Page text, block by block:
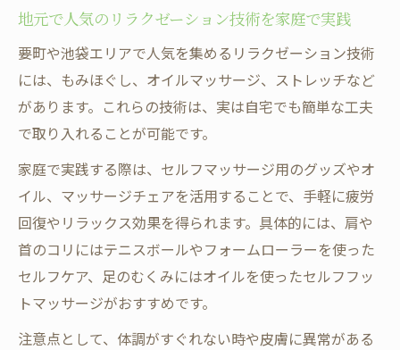
地元で人気のリラクゼーション技術を家庭で実践
要町や池袋エリアで人気を集めるリラクゼーション技術
には、もみほぐし、オイルマッサージ、ストレッチなど
があります。これらの技術は、実は自宅でも簡単な工夫
で取り入れることが可能です。
家庭で実践する際は、セルフマッサージ用のグッズやオ
イル、マッサージチェアを活用することで、手軽に疲労
回復やリラックス効果を得られます。具体的には、肩や
首のコリにはテニスボールやフォームローラーを使った
セルフケア、足のむくみにはオイルを使ったセルフフッ
トマッサージがおすすめです。
注意点として、体調がすぐれない時や皮膚に異常がある